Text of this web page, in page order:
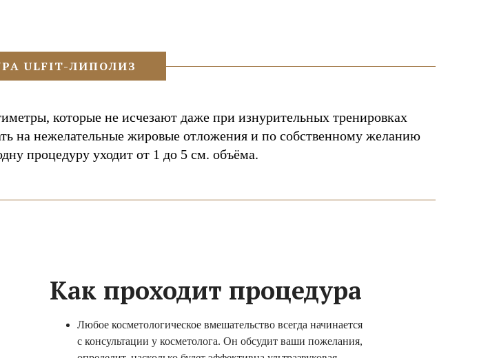
ULFIT-ЛИПОЛИЗ
которые не исчезают даже при изнурительных тренировках
на нежелательные жировые отложения и по собственному желанию
процедуру уходит от 1 до 5 см. объёма.
Как проходит процедура
Любое косметологическое вмешательство всегда начинается
с консультации у косметолога. Он обсудит ваши пожелания,